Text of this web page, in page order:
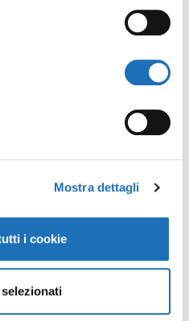
Mostra dettagli
i cookie